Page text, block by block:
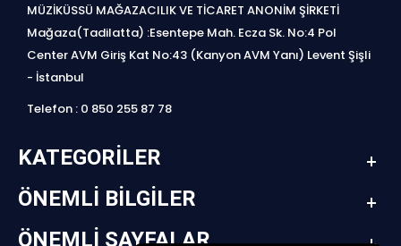
MÜZİKÜSSÜ MAĞAZACILIK VE TİCARET ANONİM ŞİRKETİ
Mağaza(Tadilatta) :Esentepe Mah. Ecza Sk. No:4 Pol
Center AVM Giriş Kat No:43 (Kanyon AVM Yanı) Levent Şişli
- İstanbul
Telefon : 0 850 255 87 78
KATEGORILER
ÖNEMLI BILGILER
ÖNEMLI SAYFALAR